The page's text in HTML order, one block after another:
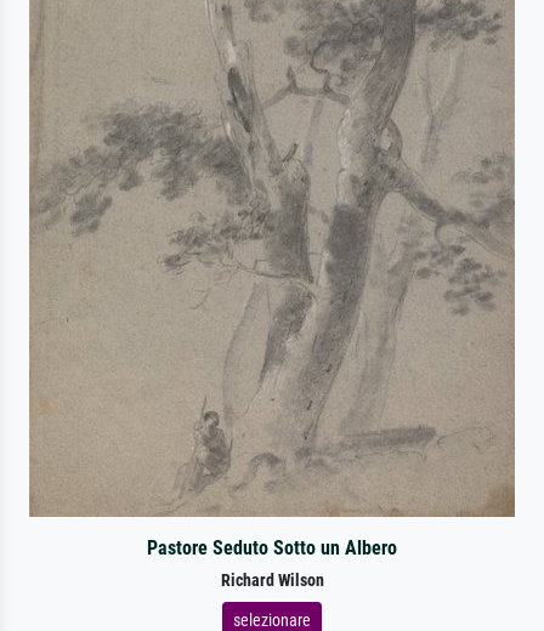
Pastore Seduto Sotto un Albero
Richard Wilson
selezionare